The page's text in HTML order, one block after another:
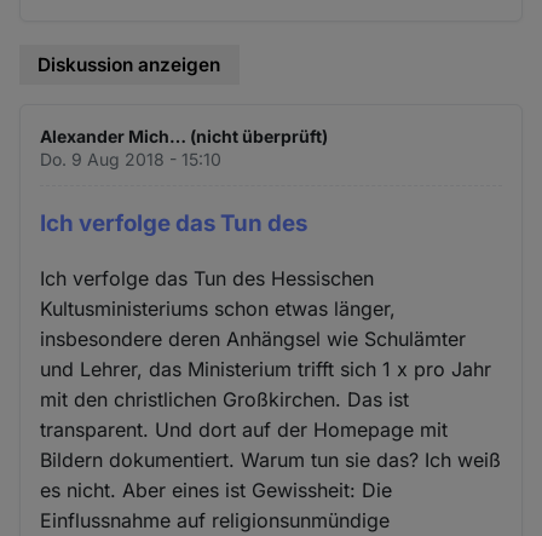
Diskussion anzeigen
Alexander Mich… (nicht überprüft)
Do. 9 Aug 2018 - 15:10
Ich verfolge das Tun des
Ich verfolge das Tun des Hessischen
Kultusministeriums schon etwas länger,
insbesondere deren Anhängsel wie Schulämter
und Lehrer, das Ministerium trifft sich 1 x pro Jahr
mit den christlichen Großkirchen. Das ist
transparent. Und dort auf der Homepage mit
Bildern dokumentiert. Warum tun sie das? Ich weiß
es nicht. Aber eines ist Gewissheit: Die
Einflussnahme auf religionsunmündige